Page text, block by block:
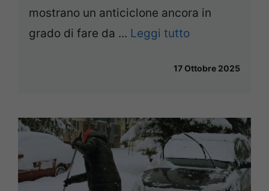
mostrano un anticiclone ancora in
grado di fare da ... Leggi tutto
17 Ottobre 2025